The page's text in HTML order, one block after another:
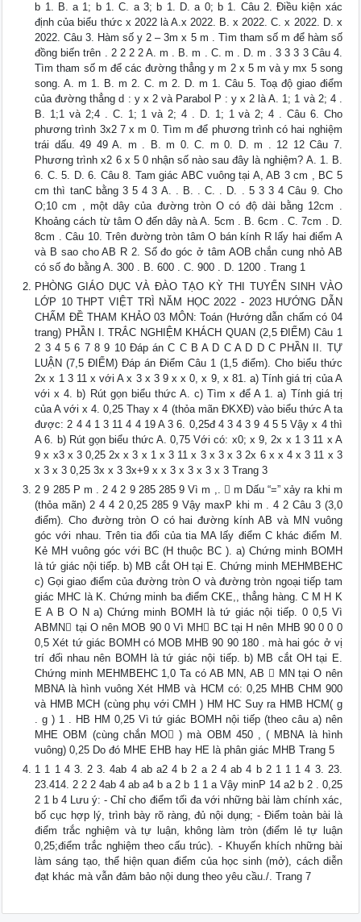
b 1. B. a 1; b 1. C. a 3; b 1. D. a 0; b 1. Câu 2. Điều kiện xác
định của biểu thức x 2022 là A.x 2022. B. x 2022. C. x 2022. D. x
2022. Câu 3. Hàm số y 2 – 3m x 5 m . Tìm tham số m để hàm số
đồng biến trên . 2 2 2 2 A. m . B. m . C. m . D. m . 3 3 3 3 Câu 4.
Tìm tham số m để các đường thẳng y m 2 x 5 m và y mx 5 song
song. A. m 1. B. m 2. C. m 2. D. m 1. Câu 5. Toạ độ giao điểm
của đường thẳng d : y x 2 và Parabol P : y x 2 là A. 1; 1 và 2; 4 .
B. 1;1 và 2;4 . C. 1; 1 và 2; 4 . D. 1; 1 và 2; 4 . Câu 6. Cho
phương trình 3x2 7 x m 0. Tìm m để phương trình có hai nghiệm
trái dấu. 49 49 A. m . B. m 0. C. m 0. D. m . 12 12 Câu 7.
Phương trình x2 6 x 5 0 nhận số nào sau đây là nghiệm? A. 1. B.
6. C. 5. D. 6. Câu 8. Tam giác ABC vuông tại A, AB 3 cm , BC 5
cm thì tanC bằng 3 5 4 3 A. . B. . C. . D. . 5 3 3 4 Câu 9. Cho
O;10 cm , một dây của đường tròn O có độ dài bằng 12cm .
Khoảng cách từ tâm O đến dây nà A. 5cm . B. 6cm . C. 7cm . D.
8cm . Câu 10. Trên đường tròn tâm O bán kính R lấy hai điểm A
và B sao cho AB R 2. Số đo góc ở tâm AOB chắn cung nhỏ AB
có số đo bằng A. 300 . B. 600 . C. 900 . D. 1200 . Trang 1
PHÒNG GIÁO DỤC VÀ ĐÀO TẠO KỲ THI TUYỂN SINH VÀO
LỚP 10 THPT VIỆT TRÌ NĂM HỌC 2022 - 2023 HƯỚNG DẪN
CHẤM ĐỀ THAM KHẢO 03 MÔN: Toán (Hướng dẫn chấm có 04
trang) PHẦN I. TRẮC NGHIỆM KHÁCH QUAN (2,5 ĐIỂM) Câu 1
2 3 4 5 6 7 8 9 10 Đáp án C C B A D C A D D C PHẦN II. TỰ
LUẬN (7,5 ĐIỂM) Đáp án Điểm Câu 1 (1,5 điểm). Cho biểu thức
2x x 1 3 11 x với A x 3 x 3 9 x x 0, x 9, x 81. a) Tính giá trị của A
với x 4. b) Rút gọn biểu thức A. c) Tìm x để A 1. a) Tính giá trị
của A với x 4. 0,25 Thay x 4 (thỏa mãn ĐKXĐ) vào biểu thức A ta
được: 2 4 4 1 3 11 4 4 19 A 3 6. 0,25đ 4 3 4 3 9 4 5 5 Vậy x 4 thì
A 6. b) Rút gọn biểu thức A. 0,75 Với có: x0; x 9, 2x x 1 3 11 x A
9 x x3 x 3 0,25 2x x 3 x 1 x 3 11 x 3 x 3 x 3 2x 6 x x 4 x 3 11 x 3
x 3 x 3 0,25 3x x 3 3x+9 x x 3 x 3 x 3 x 3 Trang 3
2 9 285 P m . 2 4 2 9 285 285 9 Vì m ,.  m Dấu “=” xảy ra khi m
(thỏa mãn) 2 4 4 2 0,25 285 9 Vậy maxP khi m . 4 2 Câu 3 (3,0
điểm). Cho đường tròn O có hai đường kính AB và MN vuông
góc với nhau. Trên tia đối của tia MA lấy điểm C khác điểm M.
Kẻ MH vuông góc với BC (H thuộc BC ). a) Chứng minh BOMH
là tứ giác nội tiếp. b) MB cắt OH tại E. Chứng minh MEHMBEHC
c) Gọi giao điểm của đường tròn O và đường tròn ngoại tiếp tam
giác MHC là K. Chứng minh ba điểm CKE,, thẳng hàng. C M H K
E A B O N a) Chứng minh BOMH là tứ giác nội tiếp. 0 0,5 Vì
ABMN tại O nên MOB 90 0 Vì MH BC tại H nên MHB 90 0 0 0
0,5 Xét tứ giác BOMH có MOB MHB 90 90 180 . mà hai góc ở vị
trí đối nhau nên BOMH là tứ giác nội tiếp. b) MB cắt OH tại E.
Chứng minh MEHMBEHC 1,0 Ta có AB MN, AB  MN tại O nên
MBNA là hình vuông Xét HMB và HCM có: 0,25 MHB CHM 900
và HMB MCH (cùng phụ với CMH ) HM HC Suy ra HMB HCM( g
. g ) 1 . HB HM 0,25 Vì tứ giác BOMH nội tiếp (theo câu a) nên
MHE OBM (cùng chắn MO ) mà OBM 450 , ( MBNA là hình
vuông) 0,25 Do đó MHE EHB hay HE là phân giác MHB Trang 5
1 1 1 4 3. 2 3. 4ab 4 ab a2 4 b 2 a 2 4 ab 4 b 2 1 1 1 4 3. 23.
23.414. 2 2 2 4ab 4 ab a4 b a 2 b 1 1 a Vậy minP 14 a2 b 2 . 0,25
2 1 b 4 Lưu ý: - Chỉ cho điểm tối đa với những bài làm chính xác,
bố cục hợp lý, trình bày rõ ràng, đủ nội dụng; - Điểm toàn bài là
điểm trắc nghiệm và tự luận, không làm tròn (điểm lẻ tự luận
0,25;điểm trắc nghiệm theo cấu trúc). - Khuyến khích những bài
làm sáng tạo, thể hiện quan điểm của học sinh (mở), cách diễn
đạt khác mà vẫn đảm bảo nội dung theo yêu cầu./. Trang 7